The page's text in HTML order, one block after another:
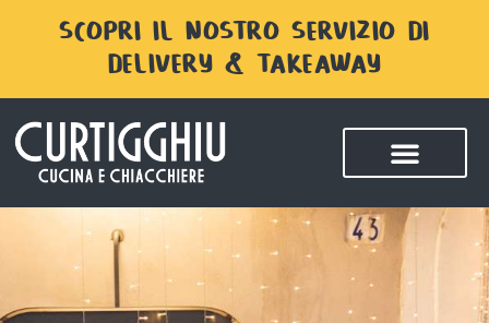
SCOPRI IL NOSTRO SERVIZIO DI
DELIVERY & TAKEAWAY